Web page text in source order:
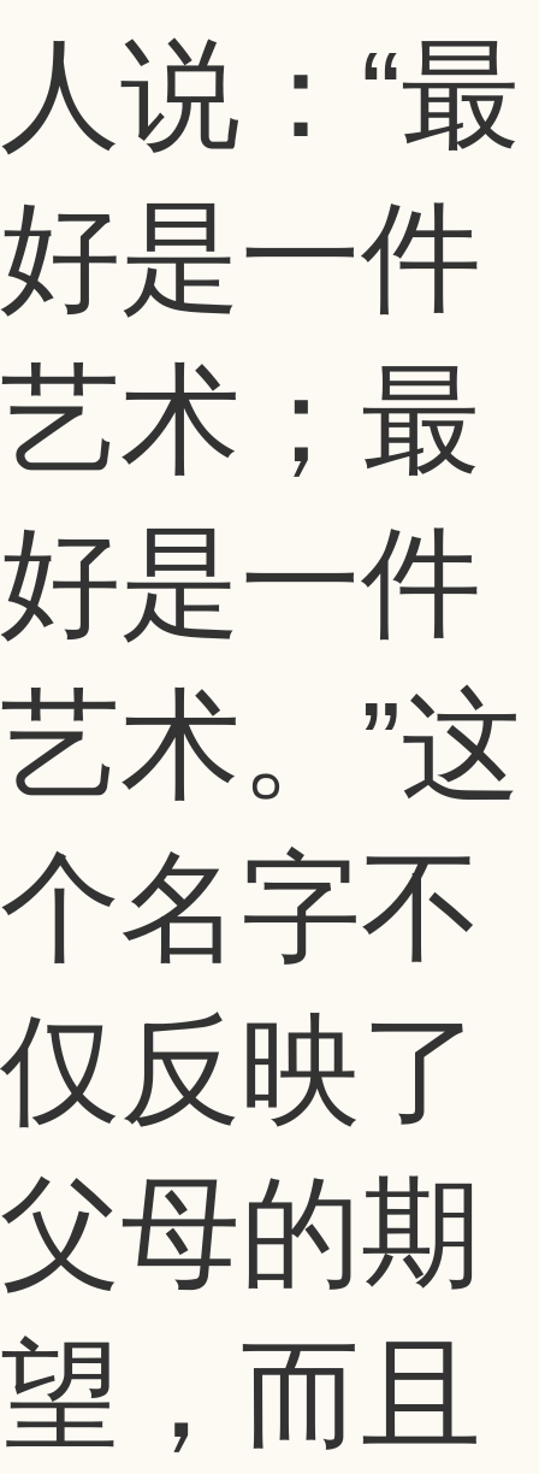
人说：“最
好是一件
艺术；最
好是一件
艺术。”这
个名字不
仅反映了
父母的期
望，而且